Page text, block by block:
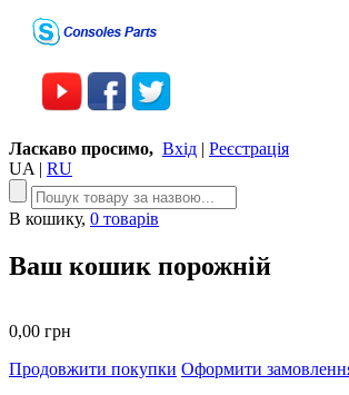
Ласкаво просимо, Вхід | Реєстрація
UA | RU
В кошику, 0 товарів
Ваш кошик порожній
0,00 грн
Продовжити покупки Оформити